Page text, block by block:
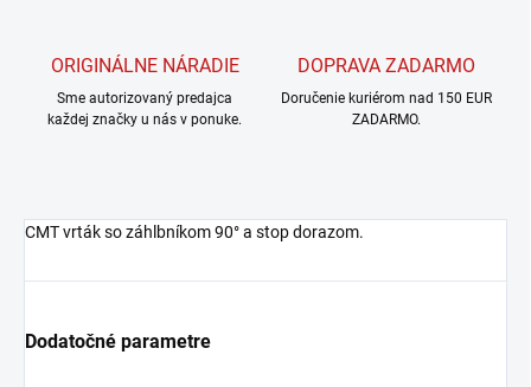
ORIGINÁLNE NÁRADIE
Sme autorizovaný predajca
každej značky u nás v ponuke.
DOPRAVA ZADARMO
Doručenie kuriérom nad 150 EUR
ZADARMO.
CMT vrták so záhlbníkom 90° a stop dorazom.
Dodatočné parametre